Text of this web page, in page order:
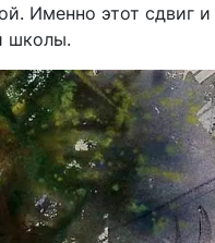
Именно этот сдвиг и
школы.